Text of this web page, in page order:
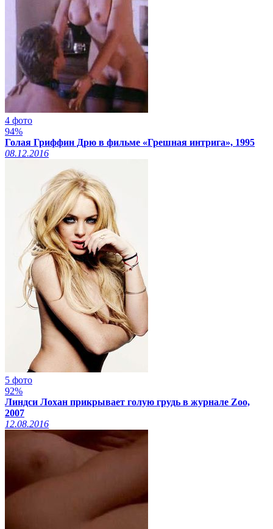
4 фото
94%
Голая Гриффин Дрю в фильме «Грешная интрига», 1995
08.12.2016
5 фото
92%
Линдси Лохан прикрывает голую грудь в журнале Zoo,
2007
12.08.2016